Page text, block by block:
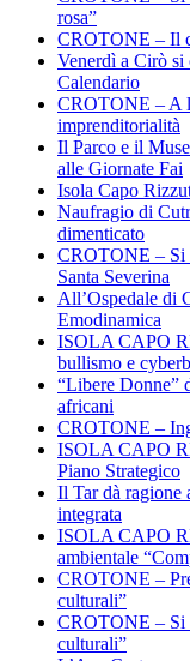
rosa”
CROTONE – Il
Venerdì a Cirò si
Calendario
CROTONE – A
imprenditorialità
Il Parco e il
alle Giornate Fai
Isola Capo
Naufragio di
dimenticato
CROTONE – Si
Santa Severina
All’Ospedale di
Emodinamica
ISOLA CAPO
bullismo e
“Libere Donne”
africani
CROTONE –
ISOLA CAPO
Piano Strategico
Il Tar dà ragione
integrata
ISOLA CAPO
ambientale
CROTONE –
culturali”
CROTONE – Si
culturali”